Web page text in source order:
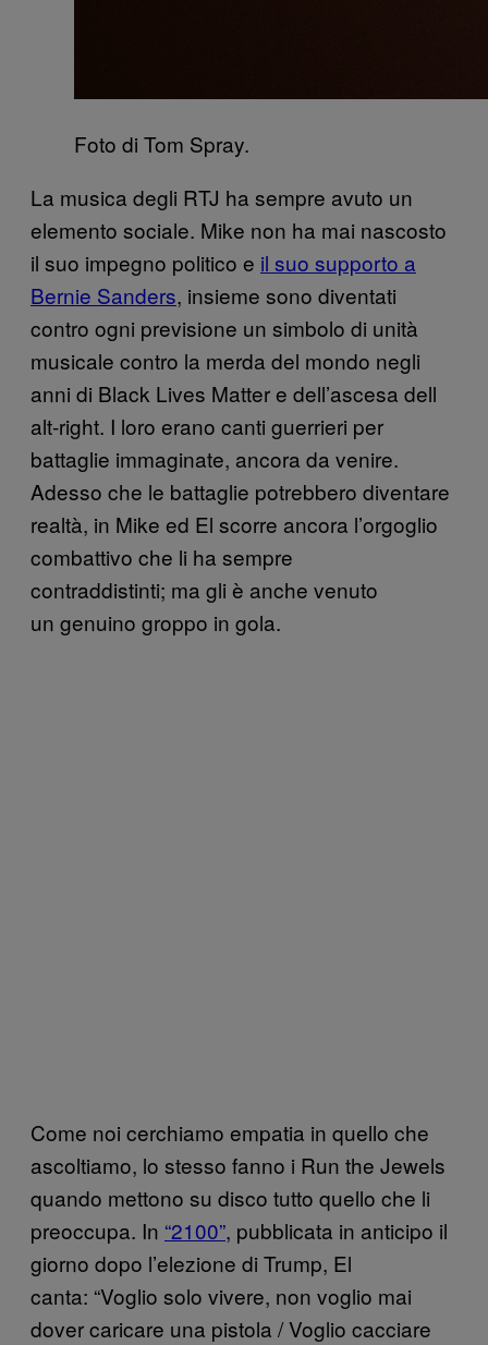
Foto di Tom Spray.
La musica degli RTJ ha sempre avuto un
elemento sociale. Mike non ha mai nascosto
il suo impegno politico e il suo supporto a
Bernie Sanders, insieme sono diventati
contro ogni previsione un simbolo di unità
musicale contro la merda del mondo negli
anni di Black Lives Matter e dell’ascesa dell
alt-right. I loro erano canti guerrieri per
battaglie immaginate, ancora da venire.
Adesso che le battaglie potrebbero diventare
realtà, in Mike ed El scorre ancora l’orgoglio
combattivo che li ha sempre
contraddistinti; ma gli è anche venuto
un genuino groppo in gola.
Come noi cerchiamo empatia in quello che
ascoltiamo, lo stesso fanno i Run the Jewels
quando mettono su disco tutto quello che li
preoccupa. In “2100”, pubblicata in anticipo il
giorno dopo l’elezione di Trump, El
canta: “Voglio solo vivere, non voglio mai
dover caricare una pistola / Voglio cacciare